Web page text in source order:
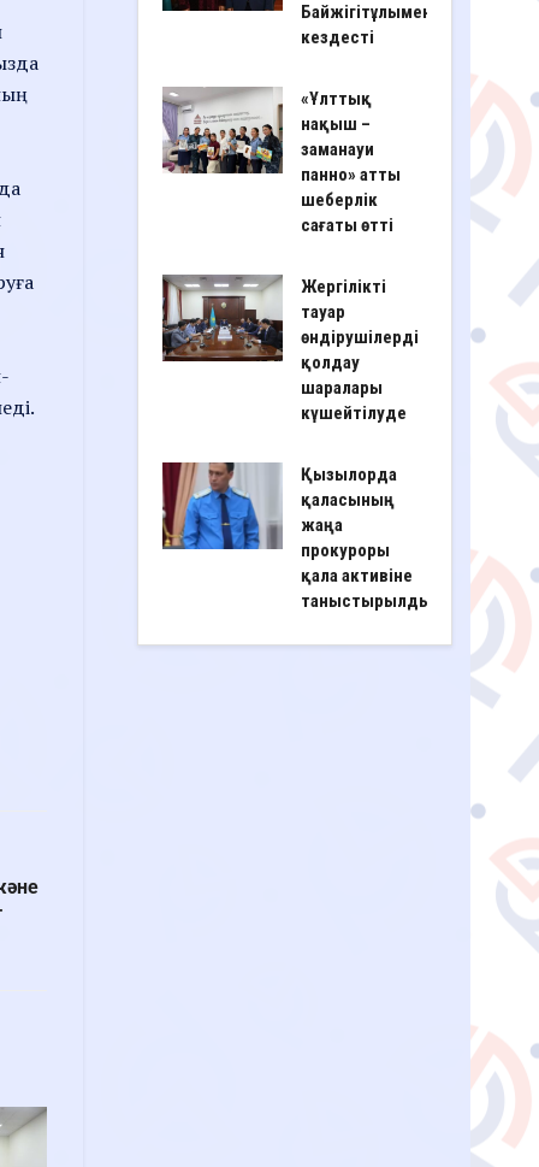
Байжігітұлымен
кездесті
«Ұлттық
нақыш –
заманауи
панно» атты
шеберлік
сағаты өтті
Жергілікті
тауар
өндірушілерді
қолдау
шаралары
күшейтілуде
Қызылорда
қаласының
жаңа
прокуроры
қала активіне
таныстырылды